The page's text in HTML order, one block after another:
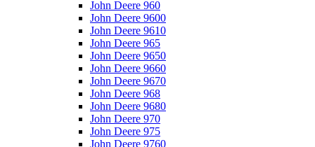
John Deere 960
John Deere 9600
John Deere 9610
John Deere 965
John Deere 9650
John Deere 9660
John Deere 9670
John Deere 968
John Deere 9680
John Deere 970
John Deere 975
John Deere 9760